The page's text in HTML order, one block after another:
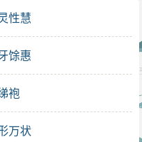
性慧
馀惠
袍
万状